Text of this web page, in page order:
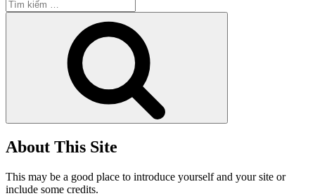
kiếm:
About This Site
This may be a good place to introduce yourself and your site or
include some credits.